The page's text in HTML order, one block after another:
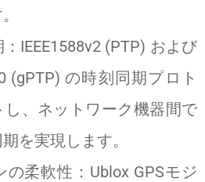
IEEE1588v2 (PTP) および
(gPTP) の時刻同期プロト
し、ネットワーク機器間で
を実現します。
の柔軟性：Ublox GPSモジ